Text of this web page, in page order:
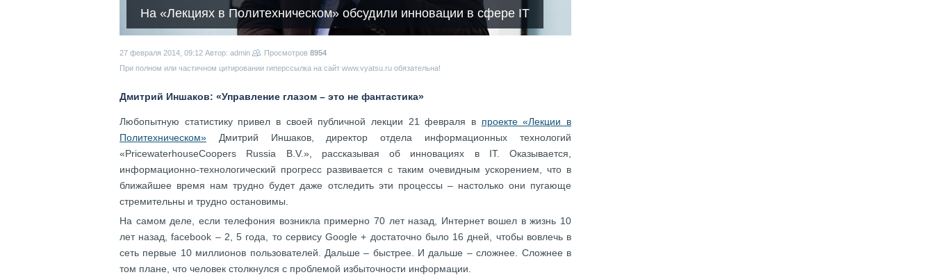
На «Лекциях в Политехническом» обсудили инновации в сфере IT
27 февраля 2014, 09:12 Автор: admin Просмотров 8954
При полном или частичном цитировании гиперссылка на сайт www.vyatsu.ru обязательна!
Дмитрий Иншаков: «Управление глазом – это не фантастика»
Любопытную статистику привел в своей публичной лекции 21 февраля в проекте «Лекции в
Политехническом» Дмитрий Иншаков, директор отдела информационных технологий
«PricewaterhouseCoopers Russia B.V.», рассказывая об инновациях в IT. Оказывается,
информационно-технологический прогресс развивается с таким очевидным ускорением, что в
ближайшее время нам трудно будет даже отследить эти процессы – настолько они пугающе
стремительны и трудно остановимы.
На самом деле, если телефония возникла примерно 70 лет назад, Интернет вошел в жизнь 10
лет назад, facebook – 2, 5 года, то сервису Google + достаточно было 16 дней, чтобы вовлечь в
сеть первые 10 миллионов пользователей. Дальше – быстрее. И дальше – сложнее. Сложнее в
том плане, что человек столкнулся с проблемой избыточности информации.